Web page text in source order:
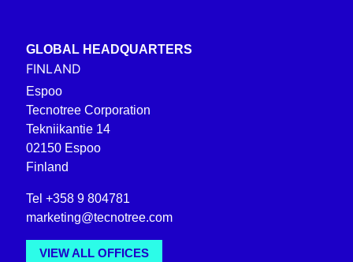
GLOBAL HEADQUARTERS
FINLAND
Espoo
Tecnotree Corporation
Tekniikantie 14
02150 Espoo
Finland
Tel +358 9 804781
marketing@tecnotree.com
VIEW ALL OFFICES